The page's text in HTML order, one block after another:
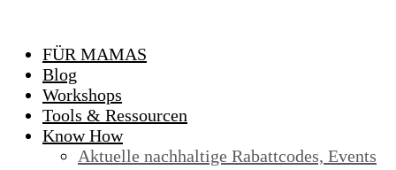
FÜR MAMAS
Blog
Workshops
Tools & Ressourcen
Know How
Aktuelle nachhaltige Rabattcodes, Events